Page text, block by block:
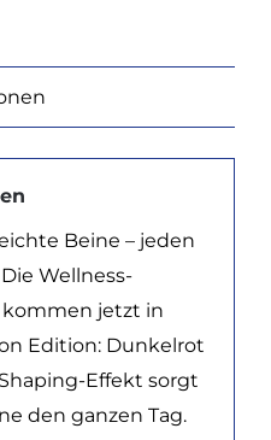
Beine – jeden
Wellness-
kommen jetzt in
Edition: Dunkelrot
Effekt sorgt
den ganzen Tag.